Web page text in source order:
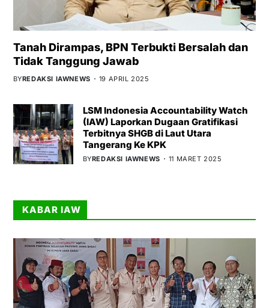
Tanah Dirampas, BPN Terbukti Bersalah dan
Tidak Tanggung Jawab
BYREDAKSI IAWNEWS 19 APRIL 2025
LSM Indonesia Accountability Watch
(IAW) Laporkan Dugaan Gratifikasi
Terbitnya SHGB di Laut Utara
Tangerang Ke KPK
BYREDAKSI IAWNEWS 11 MARET 2025
KABAR IAW